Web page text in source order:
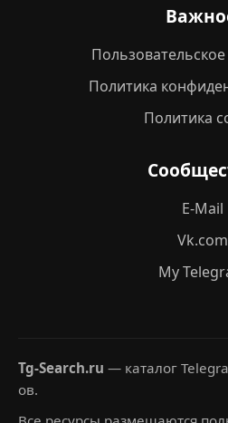
Политика
Политика
E-Mail
Vk.com
My
Tg-Search.ru — каталог
ов.